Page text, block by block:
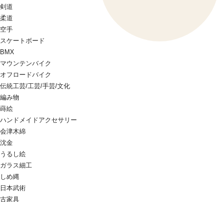
剣道
柔道
空手
スケートボード
BMX
マウンテンバイク
オフロードバイク
伝統工芸/工芸/手芸/文化
編み物
蒔絵
ハンドメイドアクセサリー
会津木綿
沈金
うるし絵
ガラス細工
しめ縄
日本武術
古家具